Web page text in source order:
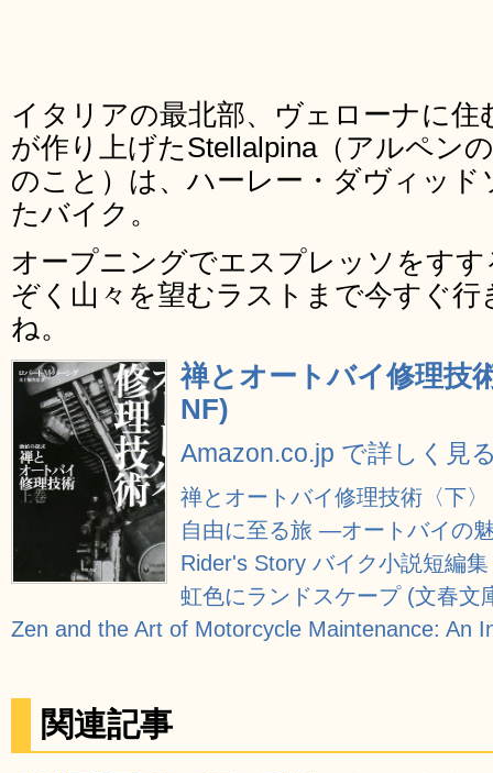
イタリアの最北部、ヴェローナに住
が作り上げたStellalpina（アルペン
のこと）は、ハーレー・ダヴィッド
たバイク。
オープニングでエスプレッソをす
ぞく山々を望むラストまで今すぐ
ね。
禅とオートバイ修理技
NF)
Amazon.co.jp で詳しく見
禅とオートバイ修理技術〈下
自由に至る旅 ―オートバイの
Rider's Story バイク小説短編
虹色にランドスケープ (文春文
Zen and the Art of Motorcycle Maintenance: An
関連記事